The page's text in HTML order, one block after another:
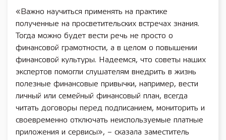
«Важно научиться применять на практике
полученные на просветительских встречах знания.
Тогда можно будет вести речь не просто о
финансовой грамотности, а в целом о повышении
финансовой культуры. Надеемся, что советы наших
экспертов помогли слушателям внедрить в жизнь
полезные финансовые привычки, например, вести
личный или семейный финансовый план, всегда
читать договоры перед подписанием, мониторить и
своевременно отключать неиспользуемые платные
приложения и сервисы», – сказала заместитель